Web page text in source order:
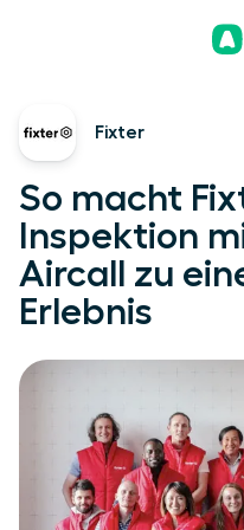
Fixter
So macht
Inspektion
Aircall zu
Erlebnis